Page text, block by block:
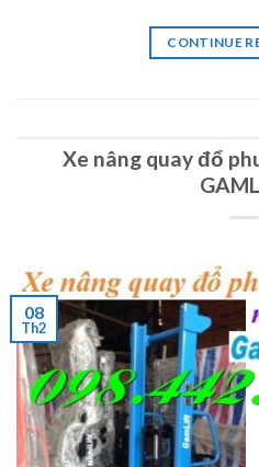
CONTINUE
Xe nâng quay đổ
08
Th2